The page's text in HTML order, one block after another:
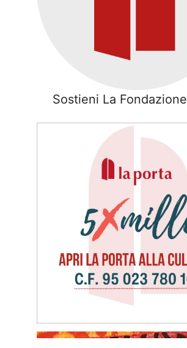
Sostieni La Fondazione